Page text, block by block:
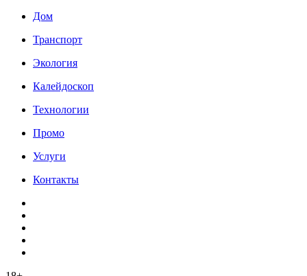
Дом
Транспорт
Экология
Калейдоскоп
Технологии
Промо
Услуги
Контакты